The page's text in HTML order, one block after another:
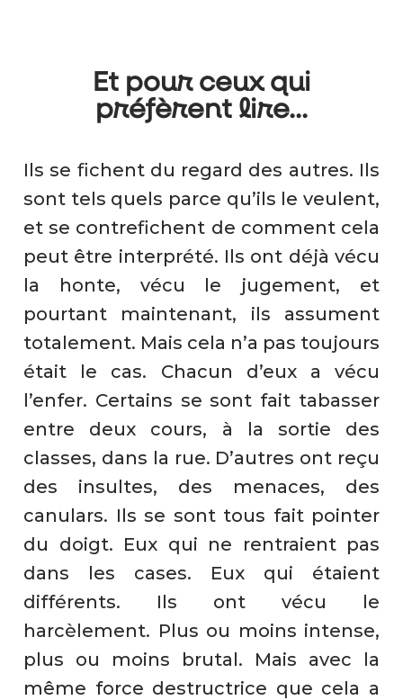
Et pour ceux qui
préfèrent lire...
Ils se fichent du regard des autres. Ils
sont tels quels parce qu’ils le veulent,
et se contrefichent de comment cela
peut être interprété. Ils ont déjà vécu
la honte, vécu le jugement, et
pourtant maintenant, ils assument
totalement. Mais cela n’a pas toujours
était le cas. Chacun d’eux a vécu
l’enfer. Certains se sont fait tabasser
entre deux cours, à la sortie des
classes, dans la rue. D’autres ont reçu
des insultes, des menaces, des
canulars. Ils se sont tous fait pointer
du doigt. Eux qui ne rentraient pas
dans les cases. Eux qui étaient
différents. Ils ont vécu le
harcèlement. Plus ou moins intense,
plus ou moins brutal. Mais avec la
même force destructrice que cela a